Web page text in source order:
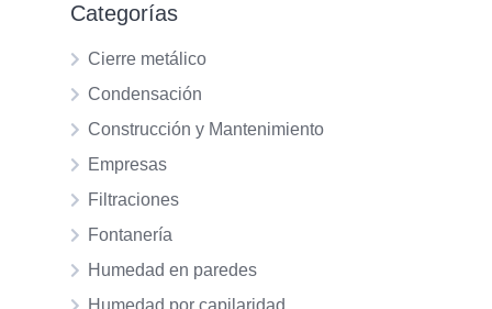
Categorías
Cierre metálico
Condensación
Construcción y Mantenimiento
Empresas
Filtraciones
Fontanería
Humedad en paredes
Humedad por capilaridad